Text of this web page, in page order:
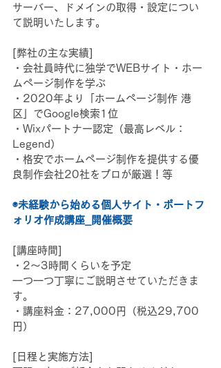
サーバー、ドメインの取得・設定につい
て説明いたします。
[弊社の主な実績]
・会社員時代に独学でWEBサイト・ホー
ムページ制作を学ぶ
・2020年より「ホームページ制作 港
区」でGoogle検索1位
・Wixパートナー認定（最高レベル：
Legend）
・格安でホームページ制作を提供する優
良制作会社20社をプロが厳選！等
◉未経験から始める個人サイト・ポートフ
ォリオ作成講座_開催概要
[講座時間]
・2〜3時間くらいを予定
一つ一つ丁寧にご説明させていただきま
す。
・講座料金：27,000円（税込29,700
円）
[日程と実施方法]